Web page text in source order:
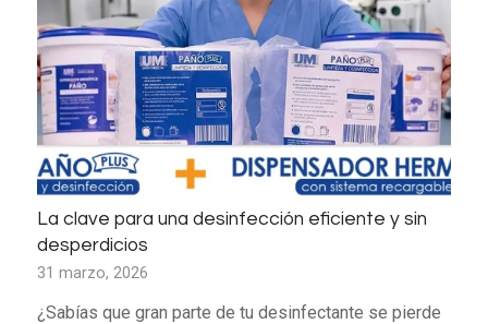
La clave para una desinfección eficiente y sin
desperdicios
31 marzo, 2026
¿Sabías que gran parte de tu desinfectante se pierde